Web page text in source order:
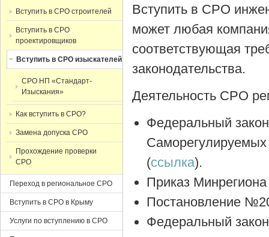
Вступить в СРО
может любая
соответствующая
законодательства.
Деятельность СРО
Федеральный
Саморегулируемых
(ссылка).
Приказ
Постановление
Федеральный
Вступить в СРО строителей
Вступить в СРО
проектировщиков
Вступить в СРО изыскателей
СРО НП «Стандарт-
Изыскания»
Как вступить в СРО?
Замена допуска СРО
Прохождение проверки
СРО
Переход в региональное СРО
Вступить в СРО в Крыму
Услуги по вступлению в СРО